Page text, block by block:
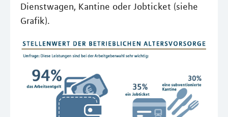
Dienstwagen, Kantine oder Jobticket (siehe
Grafik).